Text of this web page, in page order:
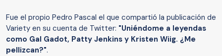
Fue el propio Pedro Pascal el que compartió la publicación de
Variety en su cuenta de Twitter: "Uniéndome a leyendas
como Gal Gadot, Patty Jenkins y Kristen Wiig. ¿Me
pellizcan?".